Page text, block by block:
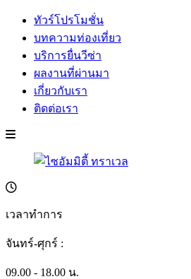
ทัวร์โปรโมชั่น
บทความท่องเที่ยว
บริการยื่นวีซ่า
ผลงานที่ผ่านมา
เกี่ยวกับเรา
ติดต่อเรา
เวลาทำการ
จันทร์-ศุกร์ :
09.00 - 18.00 น.